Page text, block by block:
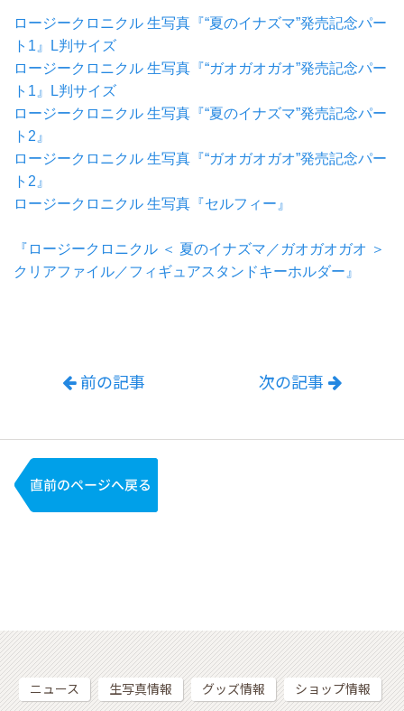
ロージークロニクル 生写真『“夏のイナズマ”発売記念パー
ト1』L判サイズ
ロージークロニクル 生写真『“ガオガオガオ”発売記念パー
ト1』L判サイズ
ロージークロニクル 生写真『“夏のイナズマ”発売記念パー
ト2』
ロージークロニクル 生写真『“ガオガオガオ”発売記念パー
ト2』
ロージークロニクル 生写真『セルフィー』
『ロージークロニクル ＜ 夏のイナズマ／ガオガオガオ ＞
クリアファイル／フィギュアスタンドキーホルダー』
前の記事 次の記事
ニュース 生写真情報 グッズ情報 ショップ情報